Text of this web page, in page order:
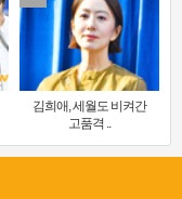
김희애, 세월도 비켜간
고품격 ..